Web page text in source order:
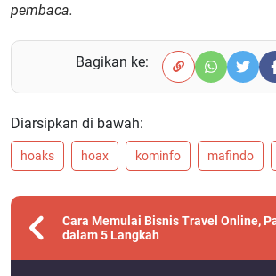
pembaca.
Bagikan ke:
Diarsipkan di bawah:
hoaks hoax kominfo mafindo
Cara Memulai Bisnis Travel Online,
dalam 5 Langkah